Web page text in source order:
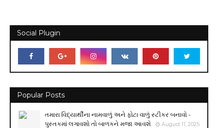
Social Plugin
Popular Posts
તમારા વિદ્યાર્થીના નામવાળું અને ફોટા વાળું સ્ટીકર બનાવો -
પુસ્તકમાં લગાવશો તો બાળકને મજા આવશે
August 11, 2025